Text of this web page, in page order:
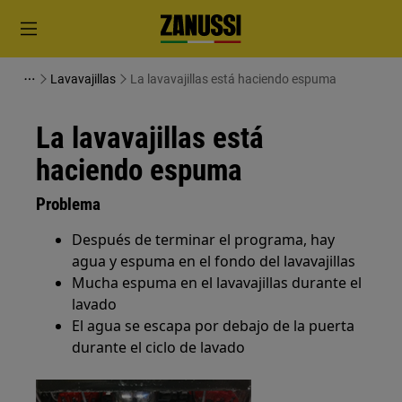
Lavavajillas La lavavajillas está haciendo espuma
La lavavajillas está
haciendo espuma
Problema
Después de terminar el programa, hay
agua y espuma en el fondo del lavavajillas
Mucha espuma en el lavavajillas durante el
lavado
El agua se escapa por debajo de la puerta
durante el ciclo de lavado